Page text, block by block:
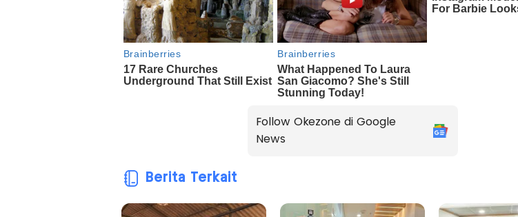
Follow Okezone di Google
News
Berita Terkait